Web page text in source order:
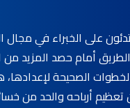
على الخبراء في مجال
أمام حصد المزيد من
الصحيحة لإعدادها،
أرباحه والحد من